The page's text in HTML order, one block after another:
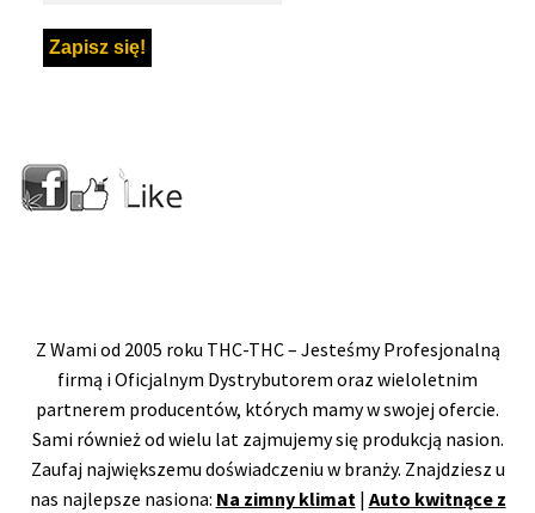
Z Wami od 2005 roku THC-THC – Jesteśmy Profesjonalną
firmą i Oficjalnym Dystrybutorem oraz wieloletnim
partnerem producentów, których mamy w swojej ofercie.
Sami również od wielu lat zajmujemy się produkcją nasion.
Zaufaj największemu doświadczeniu w branży. Znajdziesz u
nas najlepsze nasiona: Na zimny klimat| Auto kwitnące z